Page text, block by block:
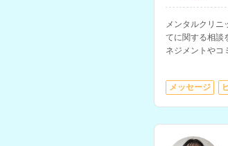
メンタルクリニ
てに関する相談
ネジメントやコ
メッセージ